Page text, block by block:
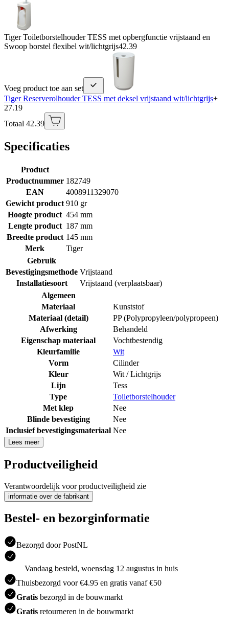
Tiger Toiletborstelhouder TESS met opbergfunctie vrijstaand en
Swoop borstel flexibel wit/lichtgrijs42.39
Voeg product toe aan set
Tiger Reserverolhouder TESS met deksel vrijstaand wit/lichtgrijs+
27.19
Totaal 42.39
Specificaties
Product
Productnummer 182749
EAN
4008911329070
Gewicht product 910 gr
Hoogte product 454 mm
Lengte product 187 mm
Breedte product 145 mm
Merk
Tiger
Gebruik
Bevestigingsmethode Vrijstaand
Installatiesoort
Vrijstaand (verplaatsbaar)
Algemeen
Materiaal
Kunststof
Materiaal (detail)
PP (Polypropyleen/polypropeen)
Afwerking
Behandeld
Eigenschap materiaal
Vochtbestendig
Kleurfamilie
Wit
Vorm
Cilinder
Kleur
Wit / Lichtgrijs
Lijn
Tess
Type
Toiletborstelhouder
Met klep
Nee
Blinde bevestiging
Nee
Inclusief bevestigingsmateriaal Nee
Lees meer
Productveiligheid
Verantwoordelijk voor productveiligheid zie
informatie over de fabrikant
Bestel- en bezorginformatie
Bezorgd door PostNL
Vandaag besteld, woensdag 12 augustus in huis
Thuisbezorgd voor €4.95 en gratis vanaf €50
Gratis bezorgd in de bouwmarkt
Gratis retourneren in de bouwmarkt